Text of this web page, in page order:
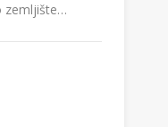
zemljište…